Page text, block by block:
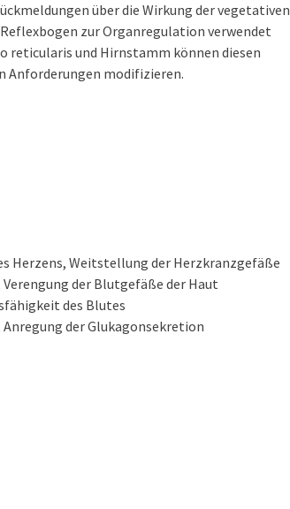
über die Wirkung der vegetativen
zur Organregulation verwendet
reticularis und Hirnstamm können diesen
Anforderungen modifizieren.
Herzens, Weitstellung der Herzkranzgefäße
der Blutgefäße der Haut
des Blutes
der Glukagonsekretion